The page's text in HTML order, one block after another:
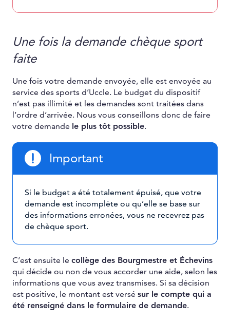
Une fois la demande chèque sport
faite
Une fois votre demande envoyée, elle est envoyée au
service des sports d’Uccle. Le budget du dispositif
n’est pas illimité et les demandes sont traitées dans
l’ordre d’arrivée. Nous vous conseillons donc de faire
votre demande le plus tôt possible.
Important
Si le budget a été totalement épuisé, que votre
demande est incomplète ou qu’elle se base sur
des informations erronées, vous ne recevrez pas
de chèque sport.
C’est ensuite le collège des Bourgmestre et Échevins
qui décide ou non de vous accorder une aide, selon les
informations que vous avez transmises. Si sa décision
est positive, le montant est versé sur le compte qui a
été renseigné dans le formulaire de demande.